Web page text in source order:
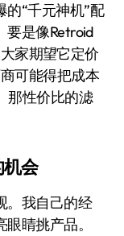
“千元神机”配
要是像Retroid
家期望它定价
可能得把成本
那性价比的滤
会
。我自己的经
睛挑产品。